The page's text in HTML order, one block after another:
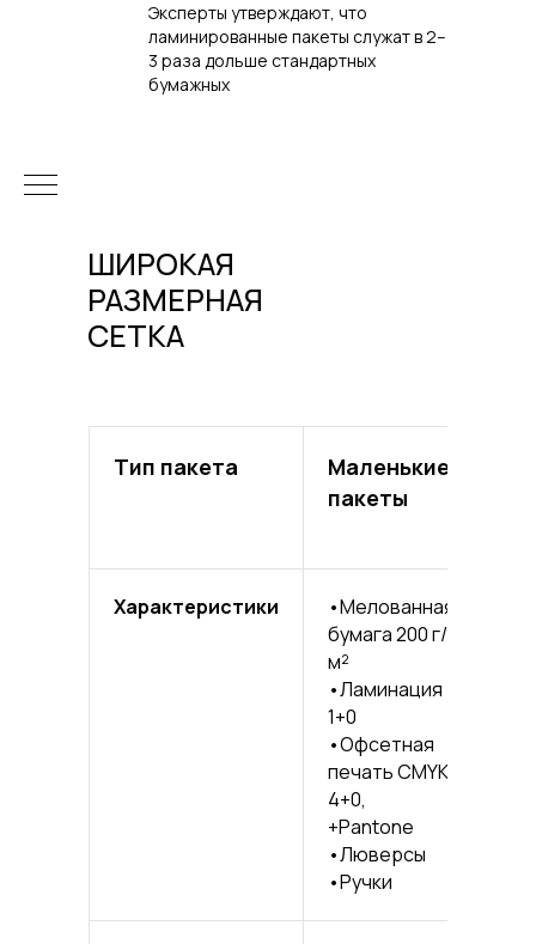
Эксперты утверждают, что
ламинированные пакеты служат в 2–
3 раза дольше стандартных
бумажных
ШИРОКАЯ
РАЗМЕРНАЯ
СЕТКА
Тип пакета
Маленькие
пакеты
Характеристики
•Мелованная
бумага 200 г/
м²
•Ламинация
1+0
•Офсетная
печать CMYK
4+0,
+Pantone
•Люверсы
•Ручки